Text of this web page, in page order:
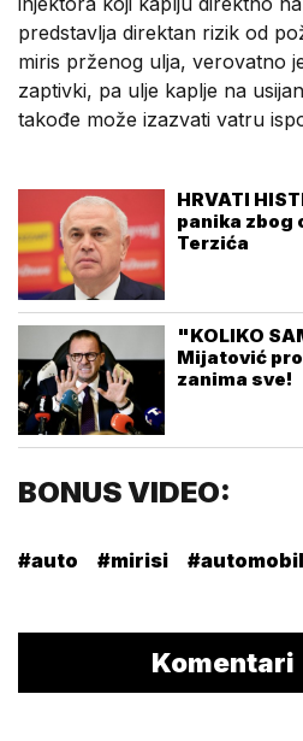
predstavlja direktan rizik od
miris prženog ulja, verovatno
zaptivki, pa ulje kaplje na
takođe može izazvati vatru
HRVATI
panika zbog
Terzića
"KOLIKO
Mijatović
zanima sve!
BONUS VIDEO:
#auto #mirisi
Komentari